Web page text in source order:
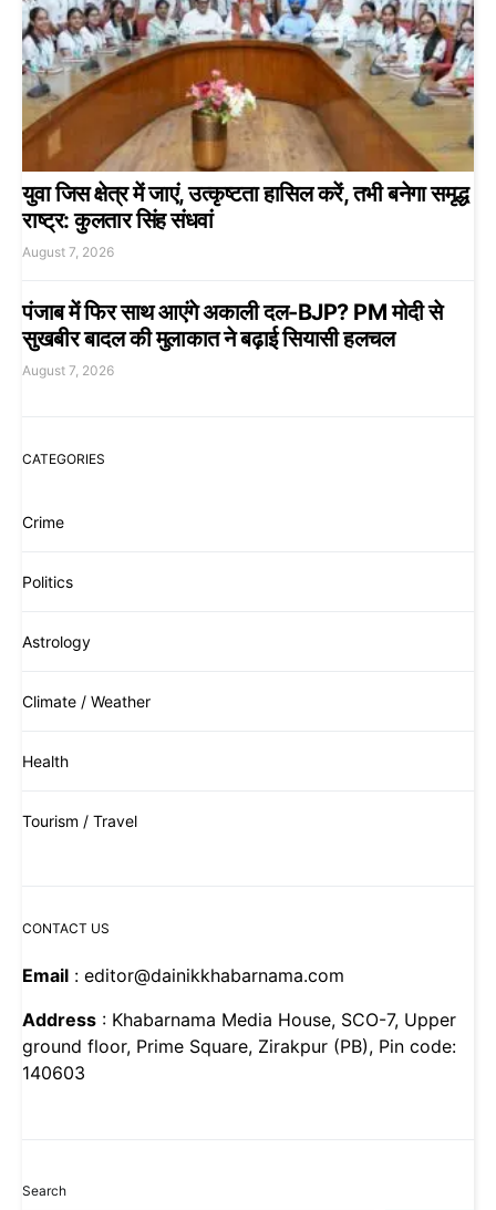
युवा जिस क्षेत्र में जाएं, उत्कृष्टता हासिल करें, तभी बनेगा समृद्ध
राष्ट्र: कुलतार सिंह संधवां
August 7, 2026
पंजाब में फिर साथ आएंगे अकाली दल-BJP? PM मोदी से
सुखबीर बादल की मुलाकात ने बढ़ाई सियासी हलचल
August 7, 2026
CATEGORIES
Crime
Politics
Astrology
Climate / Weather
Health
Tourism / Travel
CONTACT US
Email : editor@dainikkhabarnama.com
Address : Khabarnama Media House, SCO-7, Upper
ground floor, Prime Square, Zirakpur (PB), Pin code:
140603
Search